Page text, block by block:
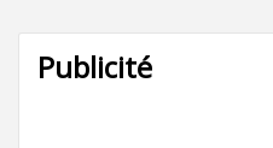
Publicité